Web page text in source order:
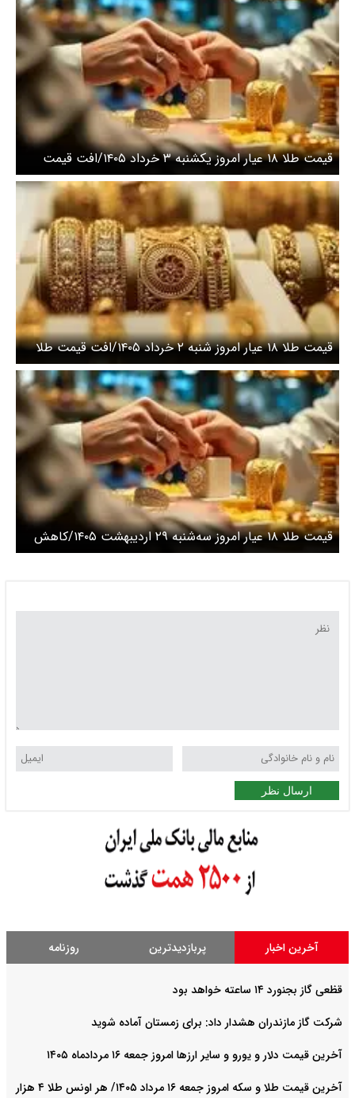
قیمت طلا ۱۸ عیار امروز یکشنبه ۳ خرداد ۱۴۰۵/افت قیمت
طلا
قیمت طلا ۱۸ عیار امروز شنبه ۲ خرداد ۱۴۰۵/افت قیمت طلا
قیمت طلا ۱۸ عیار امروز سه‌شنبه ۲۹ اردیبهشت ۱۴۰۵/کاهش
قیمت طلا
ارسال نظر
آخرین اخبار پربازدیدترین روزنامه
قظعی گاز بجنورد ۱۴ ساعته خواهد بود
شرکت گاز مازندران هشدار داد: برای زمستان آماده شوید
آخرین قیمت دلار و یورو و سایر ارزها امروز جمعه ۱۶ مردادماه ۱۴۰۵
آخرین قیمت طلا و سکه امروز جمعه ۱۶ مرداد ۱۴۰۵/ هر اونس طلا ۴ هزار